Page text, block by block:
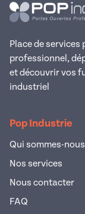
Place de
professionnel,
et découvrir vos
industriel
Pop Industrie
Qui sommes-
Nos services
Nous contacter
FAQ